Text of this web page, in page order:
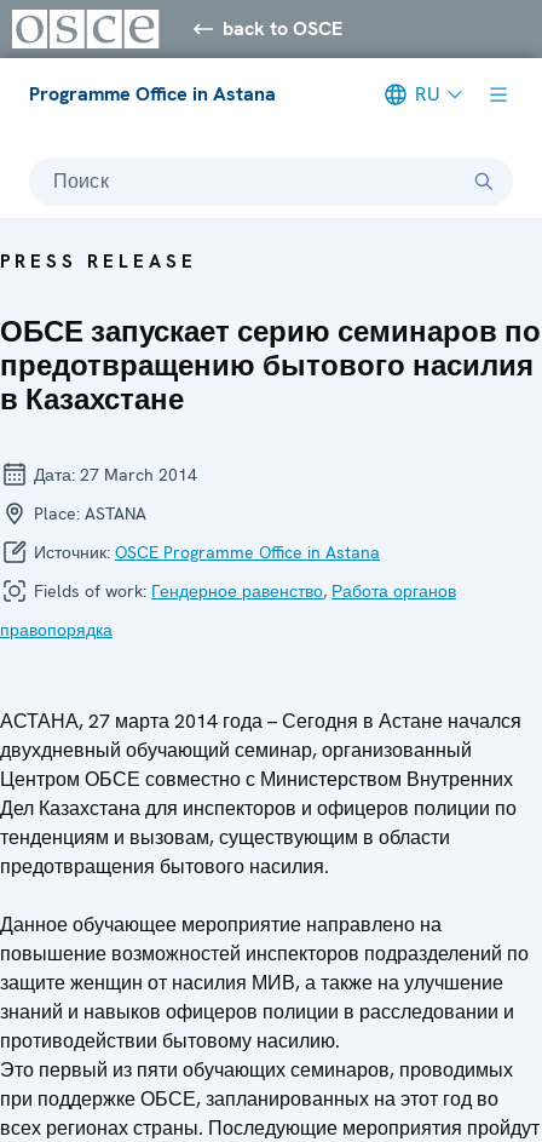
back to OSCE
Programme Office in Astana RU
Поиск
PRESS RELEASE
ОБСЕ запускает серию семинаров по
предотвращению бытового насилия
в Казахстане
Дата: 27 March 2014
Place: ASTANA
Источник: OSCE Programme Office in Astana
Fields of work: Гендерное равенство, Работа органов
правопорядка
АСТАНА, 27 марта 2014 года – Сегодня в Астане начался
двухдневный обучающий семинар, организованный
Центром ОБСЕ совместно с Министерством Внутренних
Дел Казахстана для инспекторов и офицеров полиции по
тенденциям и вызовам, существующим в области
предотвращения бытового насилия.
Данное обучающее мероприятие направлено на
повышение возможностей инспекторов подразделений по
защите женщин от насилия МИВ, а также на улучшение
знаний и навыков офицеров полиции в расследовании и
противодействии бытовому насилию.
Это первый из пяти обучающих семинаров, проводимых
при поддержке ОБСЕ, запланированных на этот год во
всех регионах страны. Последующие мероприятия пройдут